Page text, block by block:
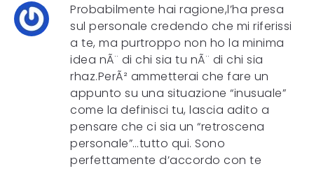
Probabilmente hai ragione,l’ha presa
sul personale credendo che mi riferissi
a te, ma purtroppo non ho la minima
idea nÃ¨ di chi sia tu nÃ¨ di chi sia
rhaz.PerÃ² ammetterai che fare un
appunto su una situazione “inusuale”
come la definisci tu, lascia adito a
pensare che ci sia un “retroscena
personale”…tutto qui. Sono
perfettamente d’accordo con te